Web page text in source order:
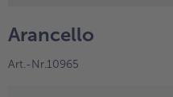
alle Obst
Arancello
Art.-Nr.10965